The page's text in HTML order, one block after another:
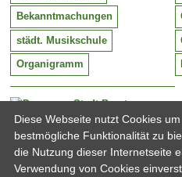
Stadt Barntrup
Mittelstraße 38
32683 Barntrup
Tel:
Email:
05263 / 409-0
Bekanntmachungen
städt. Musikschule
Organigramm
Diese Webseite nutzt Cookies um
bestmögliche Funktionalität zu
die Nutzung dieser Internetseite
Verwendung von Cookies